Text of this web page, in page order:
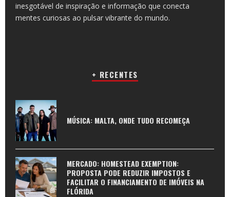
inesgotável de inspiração e informação que conecta
mentes curiosas ao pulsar vibrante do mundo.
+ RECENTES
MÚSICA: MALTA, ONDE TUDO RECOMEÇA
MERCADO: HOMESTEAD EXEMPTION:
PROPOSTA PODE REDUZIR IMPOSTOS E
FACILITAR O FINANCIAMENTO DE IMÓVEIS NA
FLÓRIDA